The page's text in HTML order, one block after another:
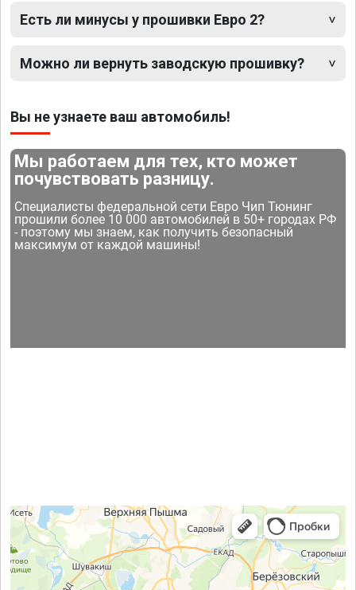
Есть ли минусы у прошивки Евро 2?
Можно ли вернуть заводскую прошивку?
Вы не узнаете ваш автомобиль!
Мы работаем для тех, кто может
почувствовать разницу.
Специалисты федеральной сети Евро Чип Тюнинг
прошили более 10 000 автомобилей в 50+ городах РФ
- поэтому мы знаем, как получить безопасный
максимум от каждой машины!